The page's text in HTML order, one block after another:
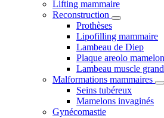
Lifting mammaire
Reconstruction
Prothèses
Lipofilling mammaire
Lambeau de Diep
Plaque areolo
Lambeau muscle
Malformations mammaires
Seins tubéreux
Mamelons invaginés
Gynécomastie